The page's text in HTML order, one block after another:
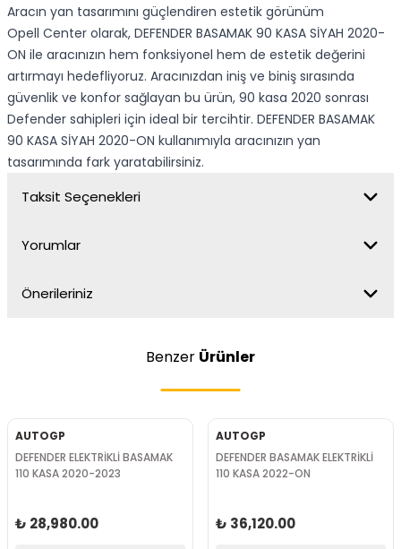
Aracın yan tasarımını güçlendiren estetik görünüm
Opell Center olarak, DEFENDER BASAMAK 90 KASA SİYAH 2020-
ON ile aracınızın hem fonksiyonel hem de estetik değerini
artırmayı hedefliyoruz. Aracınızdan iniş ve biniş sırasında
güvenlik ve konfor sağlayan bu ürün, 90 kasa 2020 sonrası
Defender sahipleri için ideal bir tercihtir. DEFENDER BASAMAK
90 KASA SİYAH 2020-ON kullanımıyla aracınızın yan
tasarımında fark yaratabilirsiniz.
Taksit Seçenekleri
Yorumlar
Önerileriniz
Benzer Ürünler
AUTOGP
DEFENDER ELEKTRİKLİ BASAMAK
110 KASA 2020-2023
₺ 28,980.00
AUTOGP
DEFENDER BASAMAK ELEKTRİKLİ
110 KASA 2022-ON
₺ 36,120.00